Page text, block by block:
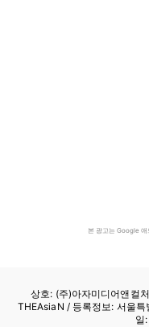
본 광고는 Google 애
상호: (주)아자미디어앤컬
THEAsiaN / 등록정보: 서울
일